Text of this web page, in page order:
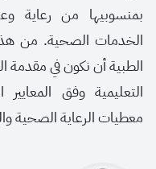
بمنسوبيها من رعاية
الخدمات الصحية. من
الطبية أن نكون في مقدمة
التعليمية وفق
معطيات الرعاية الصحية